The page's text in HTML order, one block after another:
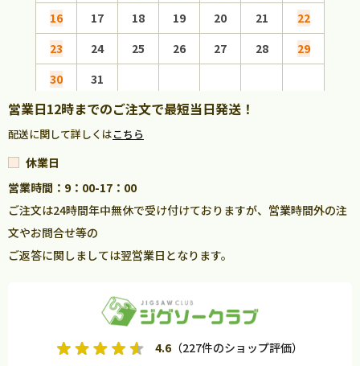
16
17 18 19 20 21
22
23
24 25 26 27 28
29
30
31
営業日12時までのご注文で最短当日発送！
配送に関して詳しくはこちら
休業日
営業時間：9：00-17：00
ご注文は24時間年中無休で受け付けておりますが、営業時間外の注
文やお問合せ等の
ご返答に関しましては翌営業日となります。
4.6 （227件のショップ評価）